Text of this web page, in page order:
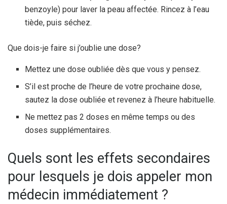
benzoyle) pour laver la peau affectée. Rincez à l’eau
tiède, puis séchez.
Que dois-je faire si j’oublie une dose?
Mettez une dose oubliée dès que vous y pensez.
S’il est proche de l’heure de votre prochaine dose,
sautez la dose oubliée et revenez à l’heure habituelle.
Ne mettez pas 2 doses en même temps ou des
doses supplémentaires.
Quels sont les effets secondaires
pour lesquels je dois appeler mon
médecin immédiatement ?